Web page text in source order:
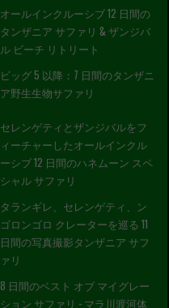
オールインクルーシブ 12 日間の
タンザニア サファリ & ザンジバ
ル ビーチ リトリート
ビッグ 5 以降：7 日間のタンザニ
ア野生生物サファリ
セレンゲティとザンジバルをフ
ィーチャーしたオールインクル
ーシブ 12 日間のハネムーン スペ
シャル サファリ
タランギレ、セレンゲティ、ン
ゴロンゴロ クレーターを巡る 11
日間の写真撮影タンザニア サフ
ァリ
8 日間のベスト オブ マイグレー
ション サファリ - マラ川渡河体